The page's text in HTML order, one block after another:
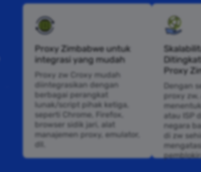
Proxy Zimbabwe untuk
integrasi yang mudah
Proxy zw Croxy mudah
diintegrasikan dengan
berbagai perangkat
lunak/script pihak ketiga,
seperti Chrome, Firefox,
browser sidik jari, alat
manajemen proxy, emulator,
dll.
Proxy
Dengan
proxy zw,
atau ISP
negara
di zw